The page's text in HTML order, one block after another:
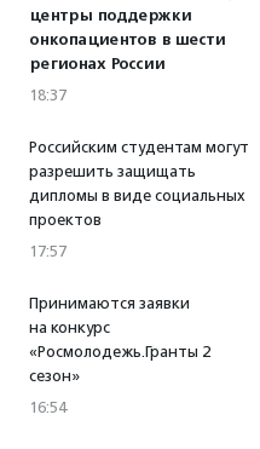
центры поддержки
онкопациентов в шести
регионах России
18:37
Российским студентам могут
разрешить защищать
дипломы в виде социальных
проектов
17:57
Принимаются заявки
на конкурс
«Росмолодежь.Гранты 2
сезон»
16:54